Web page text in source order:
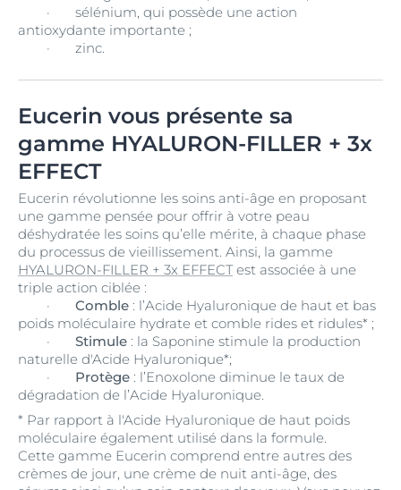
·
sélénium, qui possède une action
antioxydante importante ;
·
zinc.
Eucerin vous présente sa
gamme HYALURON-FILLER + 3x
EFFECT
Eucerin révolutionne les soins anti-âge en proposant
une gamme pensée pour offrir à votre peau
déshydratée les soins qu’elle mérite, à chaque phase
du processus de vieillissement. Ainsi, la gamme
HYALURON-FILLER + 3x EFFECTest associée à une
triple action ciblée :
·
Comble : l’Acide Hyaluronique de haut et bas
poids moléculaire hydrate et comble rides et ridules* ;
·
Stimule : la Saponine stimule la production
naturelle d'Acide Hyaluronique*;
·
Protège : l’Enoxolone diminue le taux de
dégradation de l’Acide Hyaluronique.
* Par rapport à l'Acide Hyaluronique de haut poids
moléculaire également utilisé dans la formule.
Cette gamme Eucerin comprend entre autres des
crèmes de jour, une crème de nuit anti-âge, des